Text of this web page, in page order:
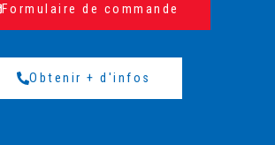
Formulaire de commande
Obtenir + d'infos